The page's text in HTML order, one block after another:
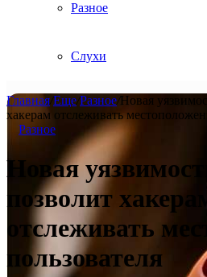
Разное
Слухи
Главная/Еще/Разное/Новая
хакерам отслеживать
Разное
Новая
позволит
отслеживать
пользователя